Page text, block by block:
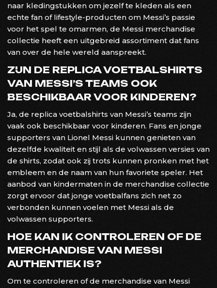
naar kledingstukken om jezelf te kleden als een
echte fan of lifestyle-producten om Messi’s passie
voor het spel te omarmen, de Messi merchandise
collectie heeft een uitgebreid assortiment dat fans
van over de hele wereld aanspreekt.
ZIJN DE REPLICA VOETBALSHIRTS
VAN MESSI’S TEAMS OOK
BESCHIKBAAR VOOR KINDEREN?
Ja, de replica voetbalshirts van Messi’s teams zijn
vaak ook beschikbaar voor kinderen. Fans en jonge
supporters van Lionel Messi kunnen genieten van
dezelfde kwaliteit en stijl als de volwassen versies van
de shirts, zodat ook zij trots kunnen pronken met het
embleem en de naam van hun favoriete speler. Het
aanbod van kindermaten in de merchandise collectie
zorgt ervoor dat jonge voetbalfans zich net zo
verbonden kunnen voelen met Messi als de
volwassen supporters.
HOE KAN IK CONTROLEREN OF DE
MERCHANDISE VAN MESSI
AUTHENTIEK IS?
Om te controleren of de merchandise van Messi